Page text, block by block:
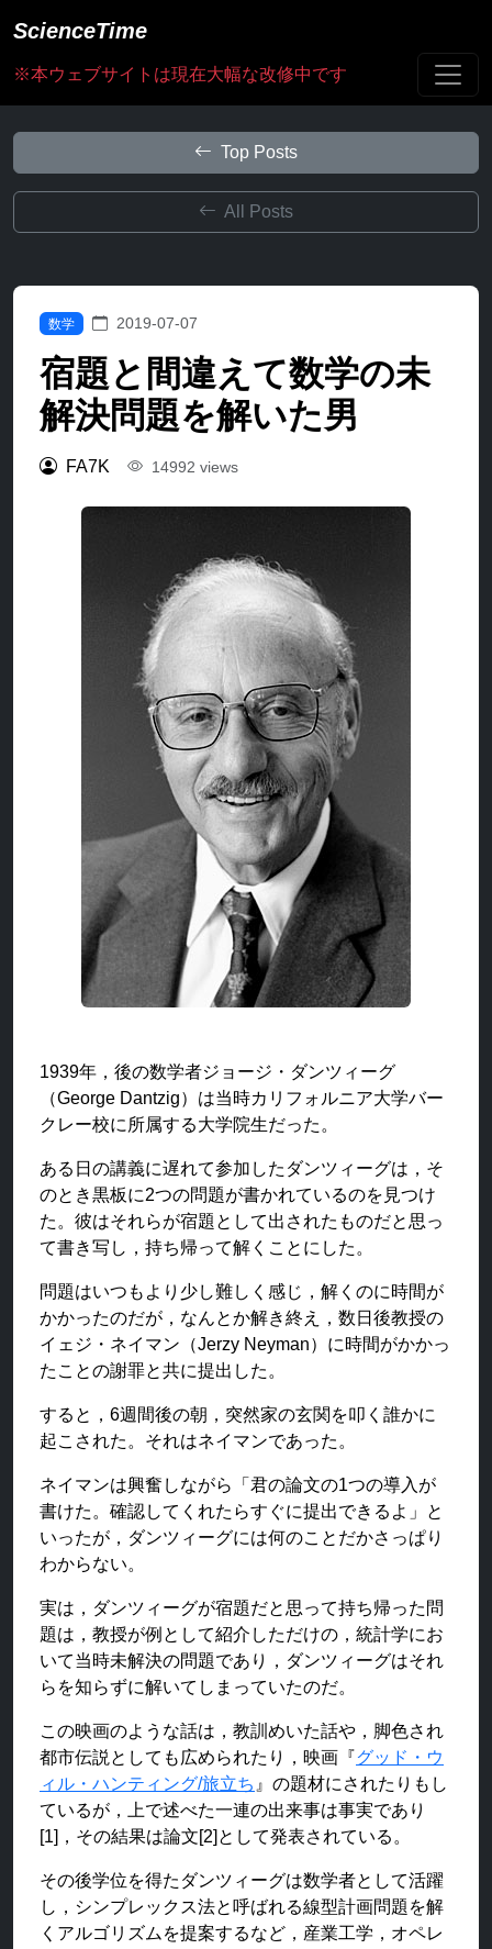
ScienceTime
※本ウェブサイトは現在大幅な改修中です
Top Posts
All Posts
数学 2019-07-07
宿題と間違えて数学の未
解決問題を解いた男
FA7K 14992 views
1939年，後の数学者ジョージ・ダンツィーグ
（George Dantzig）は当時カリフォルニア大学バー
クレー校に所属する大学院生だった。
ある日の講義に遅れて参加したダンツィーグは，そ
のとき黒板に2つの問題が書かれているのを見つけ
た。彼はそれらが宿題として出されたものだと思っ
て書き写し，持ち帰って解くことにした。
問題はいつもより少し難しく感じ，解くのに時間が
かかったのだが，なんとか解き終え，数日後教授の
イェジ・ネイマン（Jerzy Neyman）に時間がかかっ
たことの謝罪と共に提出した。
すると，6週間後の朝，突然家の玄関を叩く誰かに
起こされた。それはネイマンであった。
ネイマンは興奮しながら「君の論文の1つの導入が
書けた。確認してくれたらすぐに提出できるよ」と
いったが，ダンツィーグには何のことだかさっぱり
わからない。
実は，ダンツィーグが宿題だと思って持ち帰った問
題は，教授が例として紹介しただけの，統計学にお
いて当時未解決の問題であり，ダンツィーグはそれ
らを知らずに解いてしまっていたのだ。
この映画のような話は，教訓めいた話や，脚色され
都市伝説としても広められたり，映画『グッド・ウ
ィル・ハンティング/旅立ち 』の題材にされたりもし
ているが，上で述べた一連の出来事は事実であり
[1]，その結果は論文[2]として発表されている。
その後学位を得たダンツィーグは数学者として活躍
し，シンプレックス法と呼ばれる線型計画問題を解
くアルゴリズムを提案するなど，産業工学，オペレ